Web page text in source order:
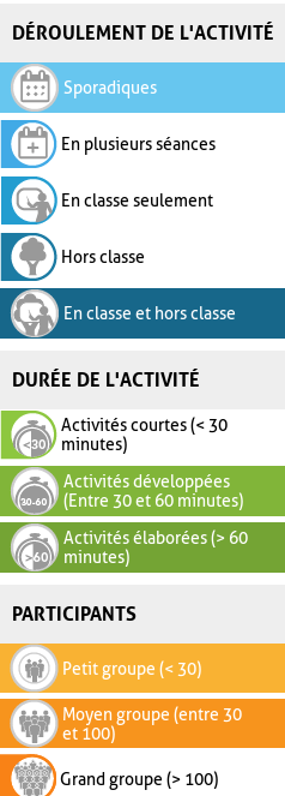
DÉROULEMENT DE L'ACTIVITÉ
Sporadiques
En plusieurs séances
En classe seulement
Hors classe
En classe et hors classe
DURÉE DE L'ACTIVITÉ
Activités courtes (< 30
minutes)
Activités développées
(Entre 30 et 60 minutes)
Activités élaborées (> 60
minutes)
PARTICIPANTS
Petit groupe (< 30)
Moyen groupe (entre 30
et 100)
Grand groupe (> 100)